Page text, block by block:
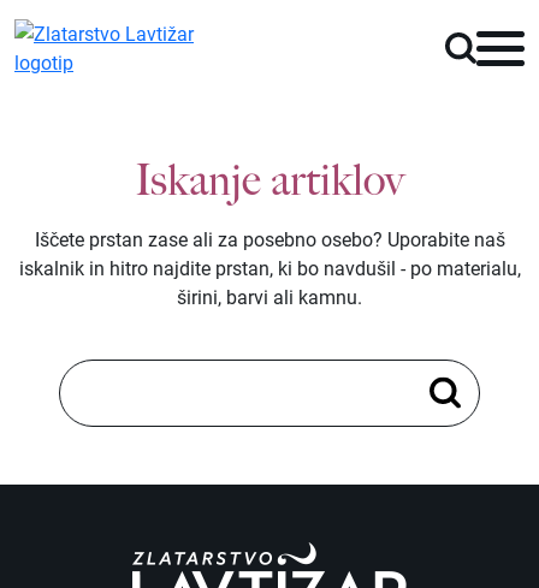
Kolekcije
KOLEKCIJA CLASSIC
Iskanje artiklov
Iščete prstan zase ali za posebno osebo? Uporabite naš
iskalnik in hitro najdite prstan, ki bo navdušil - po materialu,
širini, barvi ali kamnu.